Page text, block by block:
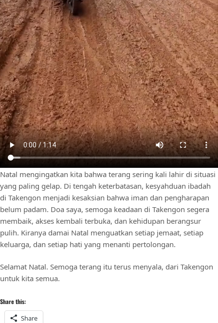
Natal mengingatkan kita bahwa terang sering kali lahir di situasi
yang paling gelap. Di tengah keterbatasan, kesyahduan ibadah
di Takengon menjadi kesaksian bahwa iman dan pengharapan
belum padam. Doa saya, semoga keadaan di Takengon segera
membaik, akses kembali terbuka, dan kehidupan berangsur
pulih. Kiranya damai Natal menguatkan setiap jemaat, setiap
keluarga, dan setiap hati yang menanti pertolongan.
Selamat Natal. Semoga terang itu terus menyala, dari Takengon
untuk kita semua.
Share this:
Share